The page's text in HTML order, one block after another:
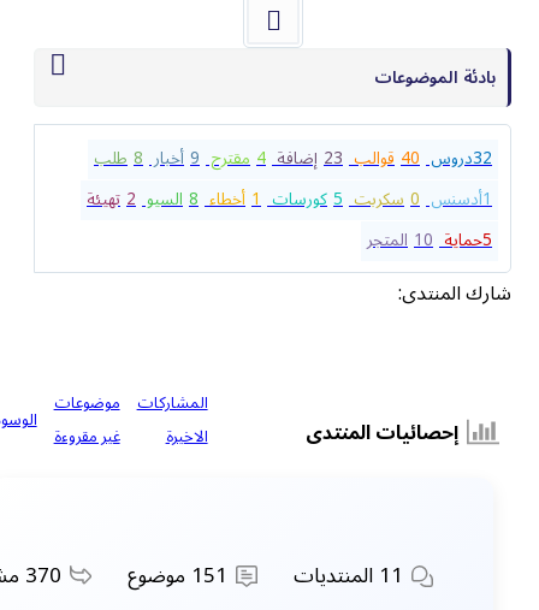
بادئة الموضوعات
32دروس 40قوالب23إضافة4 مقترح 9 أخبار8 طلب
أدسنس 0 سكربت5 كورسات1 أخطاء8 السيو 2 تهيئة
حماية10المتجر
شارك المنتدى:
إحصائيات المنتدى
المشاركات
الاخيرة
موضوعات
غير مقروءة
الوسوم
11 المنتديات 151موضوع 370